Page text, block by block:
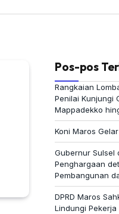
Pos-pos
Rangkaian
Penilai Kunjungi
Mappadekko
Koni Maros
Gubernur Sulsel
Penghargaan
Pembangunan
DPRD Maros
Lindungi